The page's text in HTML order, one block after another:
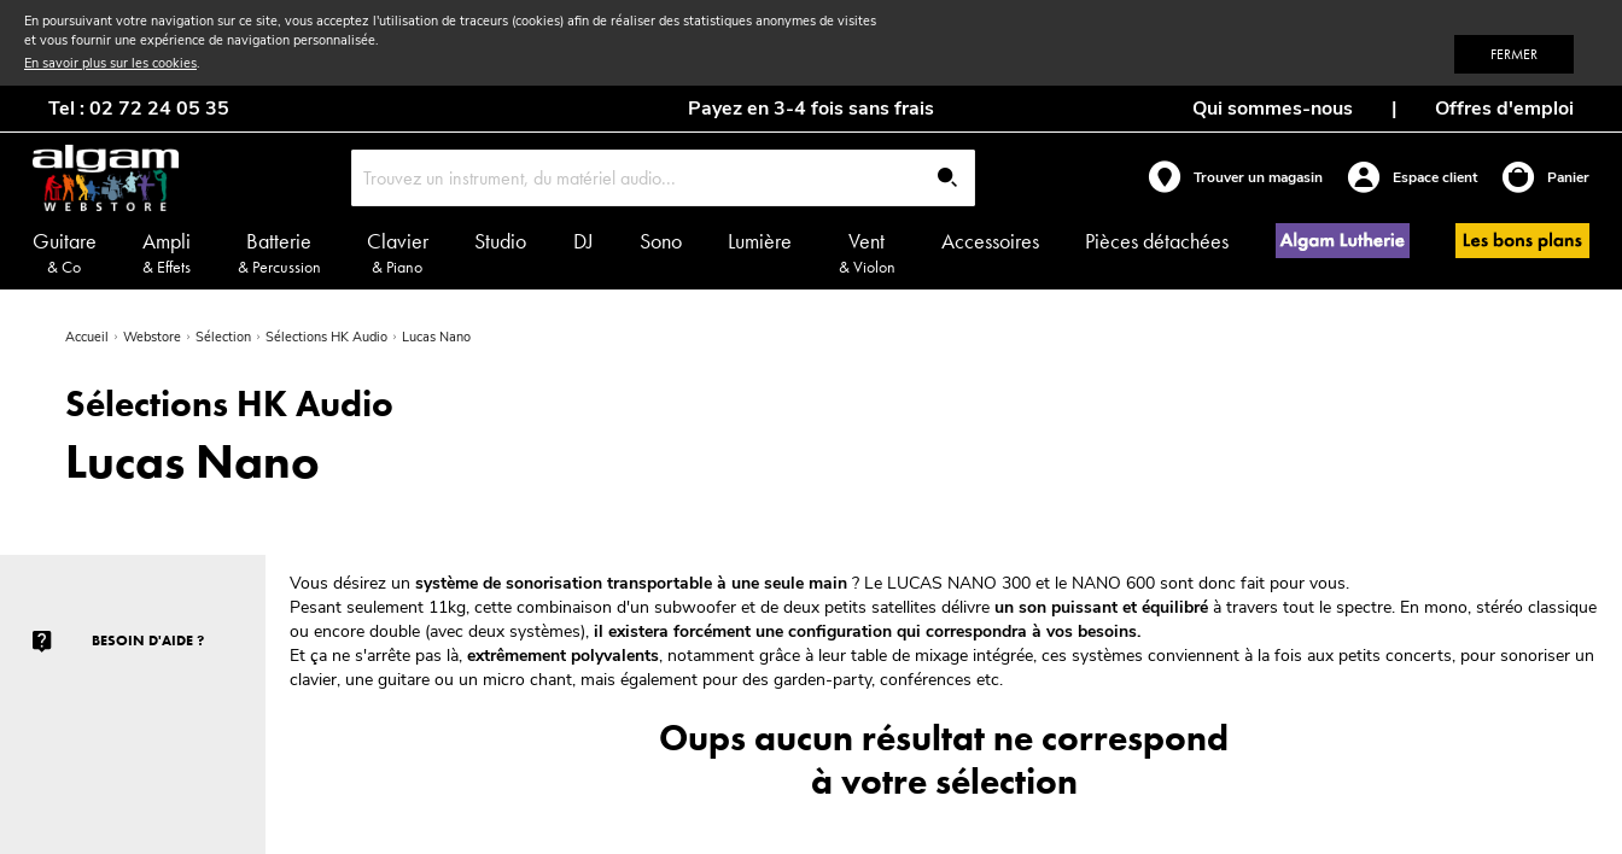
En poursuivant votre navigation sur ce site, vous acceptez l'utilisation de traceurs (cookies) afin de réaliser des statistiques anonymes de visites
et vous fournir une expérience de navigation personnalisée.
En savoir plus sur les cookies. FERMER
Tel : 02 72 24 05 35 Payez en 3-4 fois sans frais Qui sommes-nous | Offres d'emploi
Trouver un magasin Espace client Panier
Guitare
& Co
Ampli
& Effets
Batterie
& Percussion
Clavier
& Piano
Studio DJ Sono Lumière Vent
& Violon
Accessoires Pièces détachées
Accueil Webstore Sélection Sélections HK Audio Lucas Nano
Sélections HK Audio
Lucas Nano
Vous désirez unsystème de sonorisation transportable à une seule main ? Le LUCAS NANO 300 et le NANO 600 sont donc fait pour vous.
Pesant seulement 11kg, cette combinaison d'un subwoofer et de deux petits satellites délivreun son puissant et équilibré à travers tout le spectre. En mono, stéréo classique
ou encore double (avec deux systèmes),il existera forcément une configuration qui correspondra à vos besoins.
Et ça ne s'arrête pas là,extrêmement polyvalents, notamment grâce à leur table de mixage intégrée, ces systèmes conviennent à la fois aux petits concerts, pour sonoriser un
clavier, une guitare ou un micro chant, mais également pour des garden-party, conférences etc.
Oups aucun résultat ne correspond
à votre sélection
BESOIN D'AIDE ?